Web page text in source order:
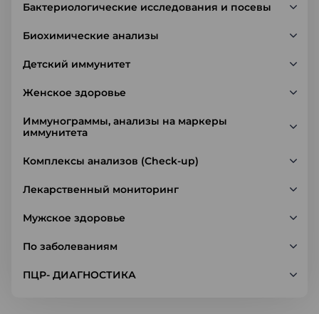
Бактериологические исследования и посевы
Биохимические анализы
Детский иммунитет
Женское здоровье
Иммунограммы, анализы на маркеры
иммунитета
Комплексы анализов (Check-up)
Лекарственный мониторинг
Мужское здоровье
По заболеваниям
ПЦР- ДИАГНОСТИКА